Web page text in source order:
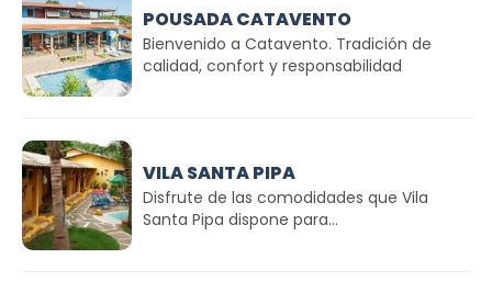
POUSADA CATAVENTO
Bienvenido a Catavento. Tradición de
calidad, confort y responsabilidad
VILA SANTA PIPA
Disfrute de las comodidades que Vila
Santa Pipa dispone para...